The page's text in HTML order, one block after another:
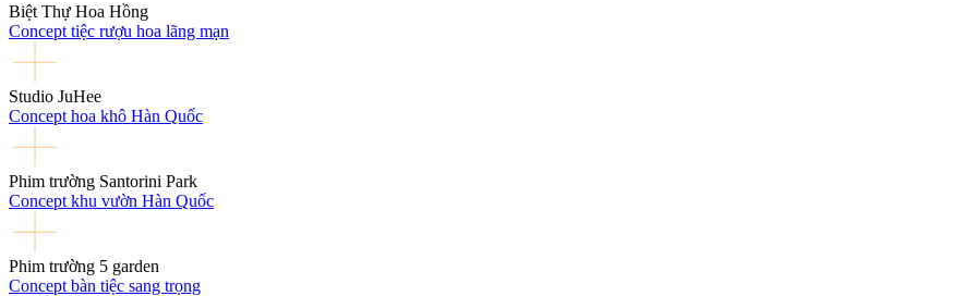
Biệt Thự Hoa Hồng
Concept tiệc rượu hoa lãng mạn
Studio JuHee
Concept hoa khô Hàn Quốc
Phim trường Santorini Park
Concept khu vườn Hàn Quốc
Phim trường 5 garden
Concept bàn tiệc sang trọng